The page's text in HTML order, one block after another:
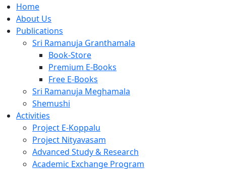
Home
About Us
Publications
Sri Ramanuja Granthamala
Book-Store
Premium E-Books
Free E-Books
Sri Ramanuja Meghamala
Shemushi
Activities
Project E-Koppalu
Project Nityavasam
Advanced Study & Research
Academic Exchange Program